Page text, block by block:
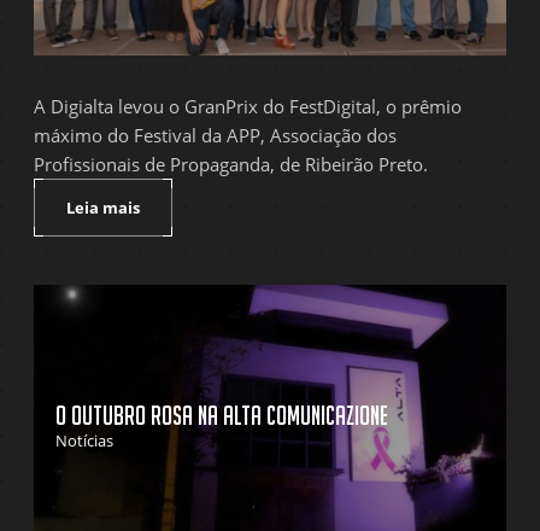
A Digialta levou o GranPrix do FestDigital, o prêmio
máximo do Festival da APP, Associação dos
Profissionais de Propaganda, de Ribeirão Preto.
Leia mais
O Outubro Rosa na Alta Comunicazione
Notícias